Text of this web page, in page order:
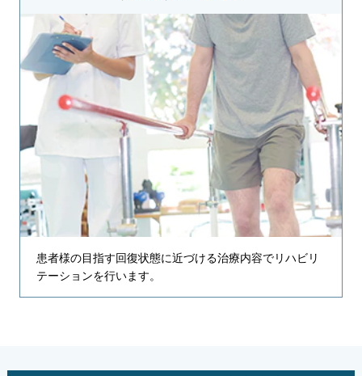
患者様の目指す回復状態に近づける治療内容でリハビリ
テーションを行います。